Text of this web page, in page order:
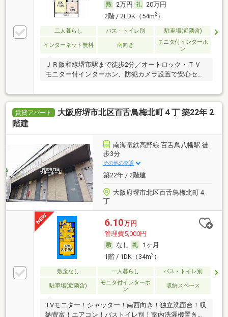
2万円
20万円
2階 / 2LDK（54m2）
二人暮らし バス・トイレ別 駐車場(近隣含)
インターネット無料 南向き
モニタ付インターホ
ン
ＪＲ阪和線堺市駅まで徒歩2分／オートロック・ＴＶ
モニター付インターホン、防犯カメラ設置で安心セキ
賃貸アパート
大阪府堺市北区百舌鳥梅北町４丁 築22年 2
階建
南海電鉄高野線 百舌鳥八幡駅 徒
歩3分
その他の交通
築22年 / 2階建
大阪府堺市北区百舌鳥梅北町４
丁
6.10万円
管理費5,000円
なし
1ヶ月
1階 / 1DK（34m2）
敷金なし 一人暮らし バス・トイレ別
駐車場(近隣含)
モニタ付インターホ
ン
収納スペース
TVモニター！シャッター！南西向き！独立洗面台！収
納豊富！エアコン！バストイレ別！室内洗濯機置き